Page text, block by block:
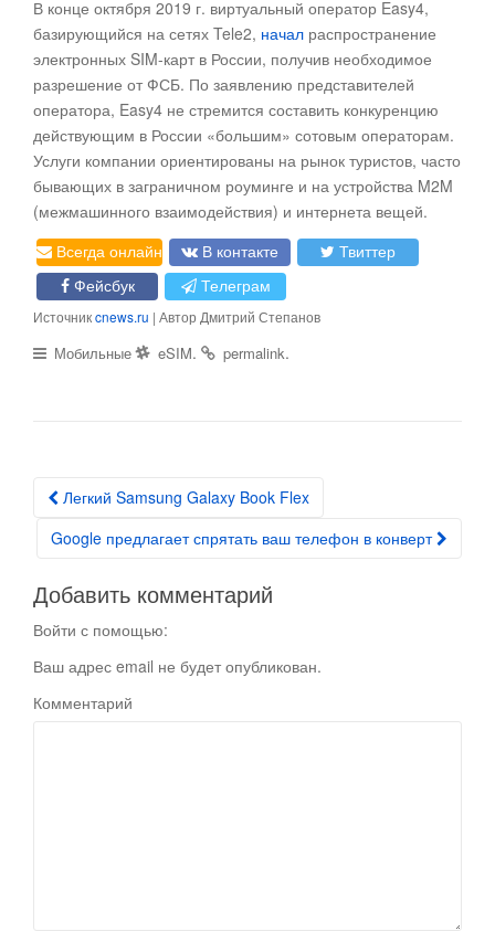
В конце октября 2019 г. виртуальный оператор Easy4,
базирующийся на сетях Tele2, начал распространение
электронных SIM-карт в России, получив необходимое
разрешение от ФСБ. По заявлению представителей
оператора, Easy4 не стремится составить конкуренцию
действующим в России «большим» сотовым операторам.
Услуги компании ориентированы на рынок туристов, часто
бывающих в заграничном роуминге и на устройства M2M
(межмашинного взаимодействия) и интернета вещей.
Всегда онлайн
В контакте
Твиттер
Фейсбук
Телеграм
Источникcnews.ru | Автор Дмитрий Степанов
Мобильные eSIM. permalink.
Post navigation
Легкий Samsung Galaxy Book Flex
Google предлагает спрятать ваш телефон в конверт
Добавить комментарий
Войти с помощью:
Ваш адрес email не будет опубликован.
Комментарий